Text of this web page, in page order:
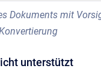
Dokuments mit
unterstützt